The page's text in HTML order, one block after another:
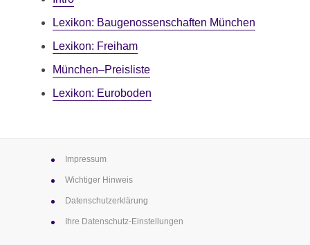
Lexikon: Baugenossen­schaften München
Lexikon: Freiham
München–Preisliste
Lexikon: Euroboden
Impressum
Wichtiger Hinweis
Datenschutz­erklärung
Ihre Datenschutz-Einstellungen